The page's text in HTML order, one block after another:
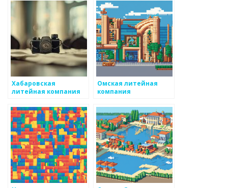
Хабаровская
литейная компания
Омская литейная
компания